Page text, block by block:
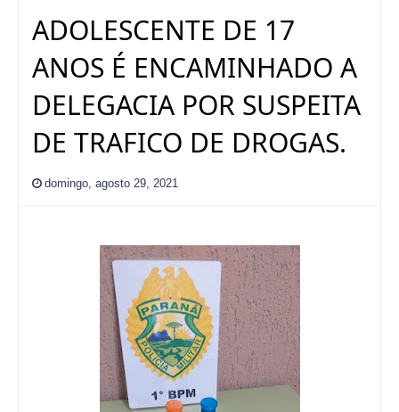
ADOLESCENTE DE 17
ANOS É ENCAMINHADO A
DELEGACIA POR SUSPEITA
DE TRAFICO DE DROGAS.
domingo, agosto 29, 2021